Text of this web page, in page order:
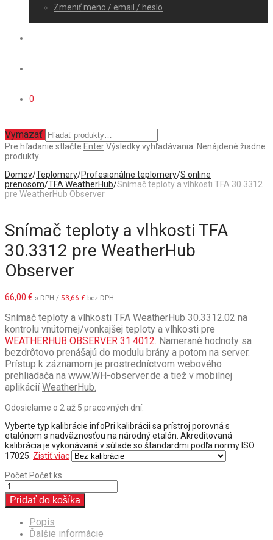
Zmeniť meno / email / heslo
0
Vymazať
Pre hľadanie stlačte EnterVýsledky vyhľadávania: Nenájdené žiadne
produkty.
Domov/Teplomery/Profesionálne teplomery/S online
prenosom/TFA WeatherHub/Snímač teploty a vlhkosti TFA 30.3312
pre WeatherHub Observer
Snímač teploty a vlhkosti TFA
30.3312 pre WeatherHub
Observer
66,00 € s DPH / 53,66 € bez DPH
Snímač teploty a vlhkosti TFA WeatherHub 30.3312.02 na
kontrolu vnútornej/vonkajšej teploty a vlhkosti pre
WEATHERHUB OBSERVER 31.4012. Namerané hodnoty sa
bezdrôtovo prenášajú do modulu brány a potom na server.
Prístup k záznamom je prostredníctvom webového
prehliadača na www.WH-observer.de a tiež v mobilnej
aplikáciíWeatherHub.
Odosielame o 2 až 5 pracovných dní.
Vyberte typ kalibrácie infoPri kalibrácii sa prístroj porovná s
etalónom s nadväznosťou na národný etalón. Akreditovaná
kalibrácia je vykonávaná v súlade so štandardmi podľa normy ISO
17025. Zistiť viac
PočetPočet ks
Pridať do košíka
Popis
Ďalšie informácie